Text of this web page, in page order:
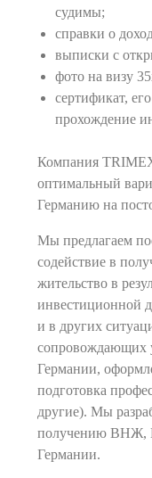
судимы;
справки о
выписки с
фото на визу
сертификат,
прохождение
Компания
оптимальный
Германию на
Мы предлагаем
содействие в
жительство в
инвестиционной
и в других
сопровождающих
Германии,
подготовка
другие). Мы
получению ВНЖ,
Германии.